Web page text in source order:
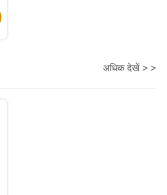
अधिक देखें > >